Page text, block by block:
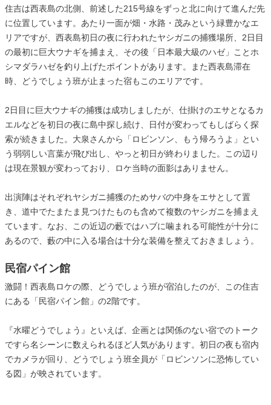
住吉は西表島の北側、前述した215号線をずっと北に向けて進んだ先
に位置しています。あたり一面が畑・水路・茂みという緑豊かなエ
リアですが、西表島初日の夜に行われたヤシガニの捕獲場所、2日目
の最初に巨大ウナギを捕まえ、その後「日本最大級のハゼ」ことホ
シマダラハゼを釣り上げたポイントがあります。また西表島滞在
時、どうでしょう班が止まった宿もこのエリアです。
2日目に巨大ウナギの捕獲は成功しましたが、仕掛けのエサとなるカ
エルなどを初日の夜に島中探し続け、日付が変わってもしばらく探
索が続きました。大泉さんから「ロビンソン、もう帰ろうよ」とい
う弱弱しい言葉が飛び出し、やっと初日が終わりました。この辺り
は現在景観が変わっており、ロケ当時の面影はありません。
出演陣はそれぞれヤシガニ捕獲のためサバの中身をエサとして置
き、道中でたまたま見つけたものも含めて複数のヤシガニを捕まえ
ています。なお、この近辺の藪ではハブに噛まれる可能性が十分に
あるので、藪の中に入る場合は十分な装備を整えておきましょう。
民宿パイン館
激闘！西表島ロケの際、どうでしょう班が宿泊したのが、この住吉
にある「民宿パイン館」の2階です。
『水曜どうでしょう』といえば、企画とは関係のない宿でのトーク
ですら名シーンに数えられるほど人気があります。初日の夜も宿内
でカメラが回り、どうでしょう班全員が「ロビンソンに恐怖してい
る図」が映されています。